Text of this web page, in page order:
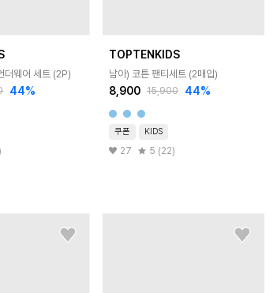
더웨어 세트 (2P)
44%
TOPTENKIDS
남아) 코튼 팬티세트 (2매입)
8,900 15,900 44%
쿠폰 KIDS
27 5 (22)